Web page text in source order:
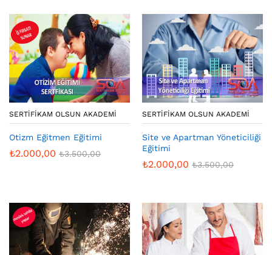
SERTIFIKAM OLSUN AKADEMI
Otizm Eğitmen Eğitimi
₺2.000,00 ₺3.500,00
SERTIFIKAM OLSUN AKADEMI
Site ve Apartman Yöneticiliği
Eğitimi
₺2.000,00 ₺3.500,00